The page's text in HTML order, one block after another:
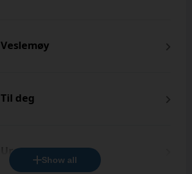
Veslemøy
Til deg
Uro
Show all